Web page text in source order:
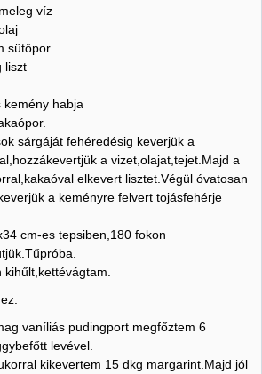
víz
liszt
kemény habja
sárgáját fehéredésig keverjük a
a vizet,olajat,tejet.Majd a
elkevert lisztet.Végül óvatosan
a keményre felvert tojásfehérje
cm-es tepsiben,180 fokon
kihűlt,kettévágtam.
vaníliás pudingport megfőztem 6
levével.
kikevertem 15 dkg margarint.Majd jól